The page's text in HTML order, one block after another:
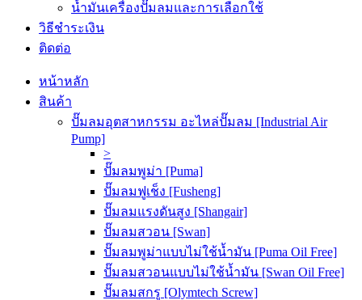
น้ำมันเครื่องปั๊มลมและการเลือกใช้
วิธีชำระเงิน
ติดต่อ
หน้าหลัก
สินค้า
ปั๊มลมอุตสาหกรรม อะไหล่ปั๊มลม [Industrial Air
Pump]
>
ปั๊มลมพูม่า [Puma]
ปั๊มลมฟูเช็ง [Fusheng]
ปั๊มลมแรงดันสูง [Shangair]
ปั๊มลมสวอน [Swan]
ปั๊มลมพูม่าแบบไม่ใช้น้ำมัน [Puma Oil Free]
ปั๊มลมสวอนแบบไม่ใช้น้ำมัน [Swan Oil Free]
ปั๊มลมสกรู [Olymtech Screw]